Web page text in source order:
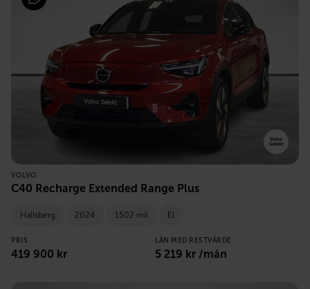
VOLVO
C40 Recharge Extended Range Plus
Hallsberg 2024 1502 mil El
PRIS
419 900 kr
LÅN MED RESTVÄRDE
5 219 kr /mån